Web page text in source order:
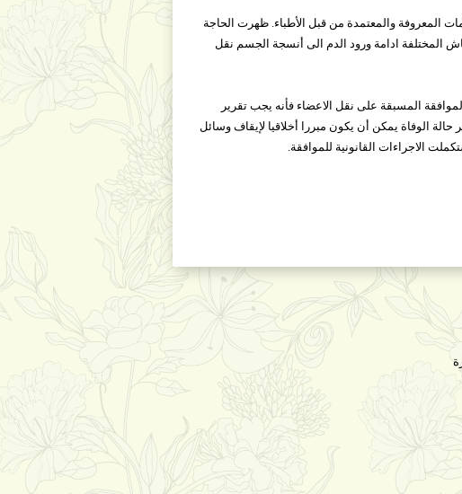
بالتعرف على العلامات المعروفة والمعتمدة من قبل الأطباء. ظهرت الحاجة
المختلفة ادامة ورود الدم الى أنسجة الجسم نقل
في حالة حصول الموافقة المسبقة على نقل الاعضاء فأنه يجب تقرير
الوفاة يمكن أن يكون مبررا أخلاقيا لإيقاف وسائل
الاجراءات القانونية للموافقة.